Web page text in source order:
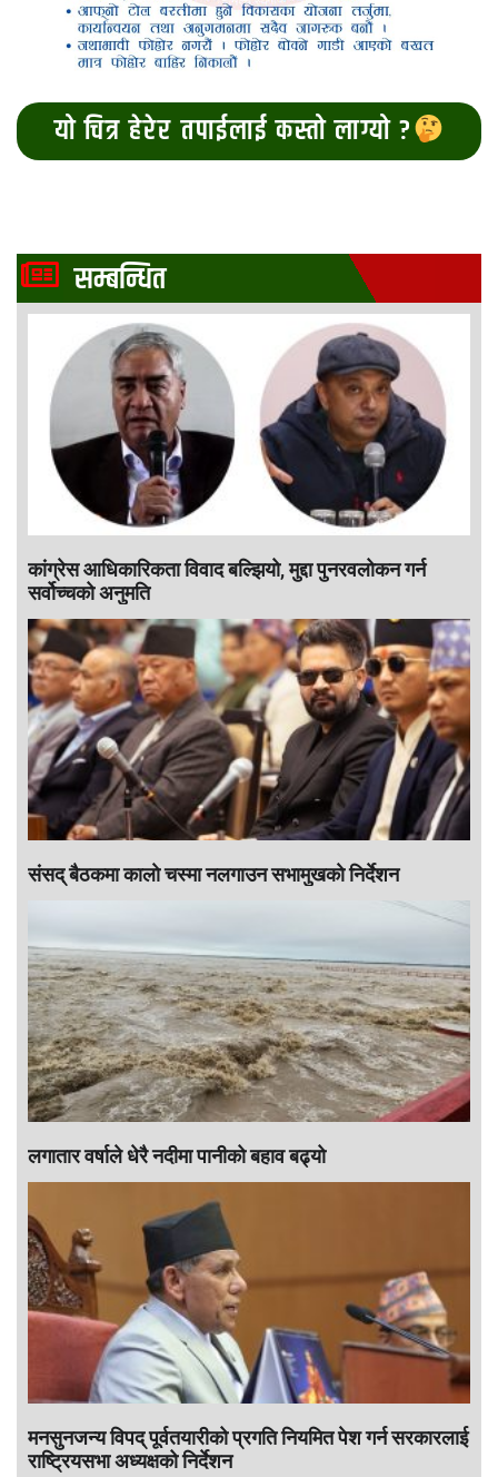
यो चित्र हेरेर तपाईलाई कस्तो लाग्यो ?
सम्बन्धित
कांग्रेस आधिकारिकता विवाद बल्झियो, मुद्दा पुनरवलोकन गर्न
सर्वोच्चको अनुमति
संसद् बैठकमा कालाे चस्मा नलगाउन सभामुखकाे निर्देशन
लगातार वर्षाले धेरै नदीमा पानीको बहाव बढ्यो
मनसुनजन्य विपद् पूर्वतयारीको प्रगति नियमित पेश गर्न सरकारलाई
राष्ट्रियसभा अध्यक्षको निर्देशन